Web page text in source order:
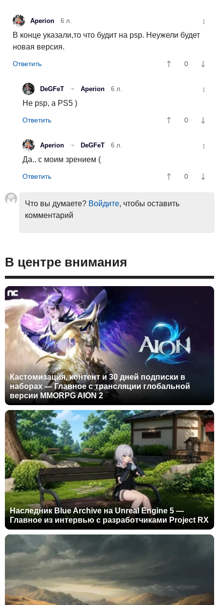
Aperion 6 л.
В конце указали,то что будит на psp. Неужели будет
новая версия.
0
DeGFeT Aperion 6 л.
Не psp, а PS5 )
0
Aperion DeGFeT 6 л.
Да.. с моим зрением (
0
Что вы думаете? Войдите, чтобы оставить
комментарий
В центре внимания
Кастомизация, контент и 30 дней подписки в
наборах — Главное с трансляции глобальной
версии MMORPG AION 2
Наследник Blue Archive на Unreal Engine 5 —
Главное из интервью с разработчиками Project RX